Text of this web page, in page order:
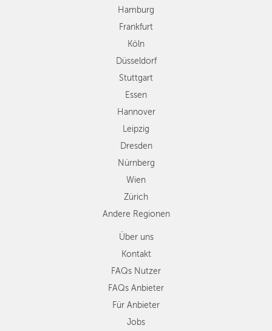
Essen
Dresden
Nürnberg
Wien
Zürich
Andere
Regionen
Hamburg
Frankfurt
Köln
Düsseldorf
Stuttgart
Essen
Hannover
Leipzig
Dresden
Nürnberg
Wien
Zürich
Andere Regionen
Über uns
Kontakt
FAQs Nutzer
FAQs Anbieter
Für Anbieter
Jobs